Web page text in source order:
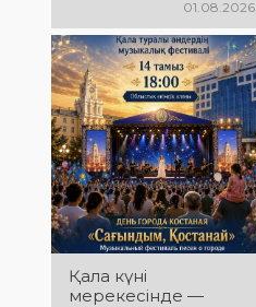
бағдарламасы өтеді!
Сіздерді сүйікті
әндер, жарқын
орындау, қуатты
энергия мен көтеріңкі
мерекелік көңіл күй
күтеді!
01.08.2026
Қала күні
мерекесінде —